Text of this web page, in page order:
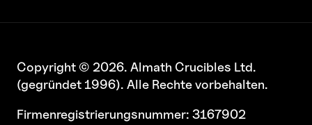
Copyright © 2026. Almath Crucibles Ltd.
(gegründet 1996). Alle Rechte vorbehalten.
Firmenregistrierungsnummer: 3167902